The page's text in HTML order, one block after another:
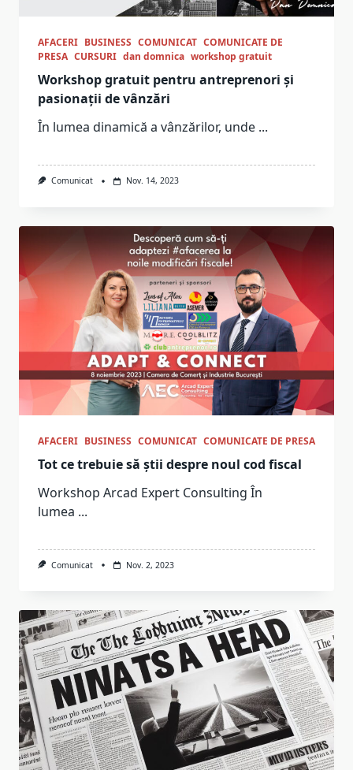
AFACERI BUSINESS COMUNICAT COMUNICATE DE
PRESA CURSURI dan domnica workshop gratuit
Workshop gratuit pentru antreprenori și
pasionații de vânzări
În lumea dinamică a vânzărilor, unde ...
Comunicat Nov. 14, 2023
AFACERI BUSINESS COMUNICAT COMUNICATE DE PRESA
Tot ce trebuie să știi despre noul cod fiscal
Workshop Arcad Expert Consulting În
lumea ...
Comunicat Nov. 2, 2023